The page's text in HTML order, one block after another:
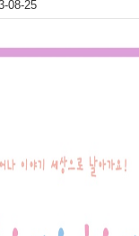
08-25